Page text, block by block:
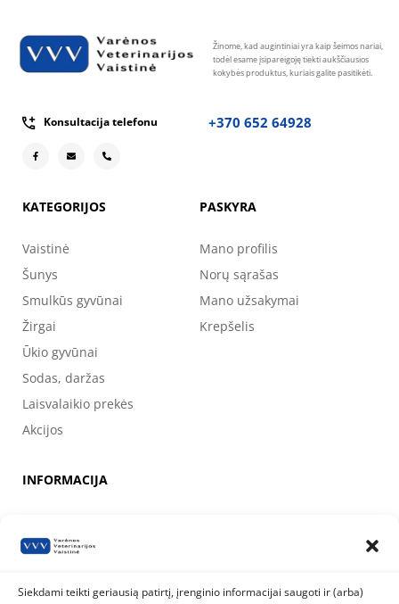
Siekdami teikti geriausią patirtį, įrenginio informacijai saugoti ir (arba)
Žinome, kad augintiniai yra kaip šeimos nariai,
todėl esame įsipareigoję tiekti aukščiausios
kokybės produktus, kuriais galite pasitikėti.
Konsultacija telefonu +370 652 64928
KATEGORIJOS
Vaistinė
Šunys
Smulkūs gyvūnai
Žirgai
Ūkio gyvūnai
Sodas, daržas
Laisvalaikio prekės
Akcijos
PASKYRA
Mano profilis
Norų sąrašas
Mano užsakymai
Krepšelis
INFORMACIJA
Kontaktai